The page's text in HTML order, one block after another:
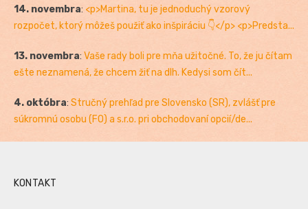
14. novembra: <p>Martina, tu je jednoduchý vzorový
rozpočet, ktorý môžeš použiť ako inšpiráciu 👇</p> <p>Predsta...
13. novembra: Vaše rady boli pre mňa užitočné. To, že ju čítam
ešte neznamená, že chcem žiť na dlh. Kedysi som čít...
4. októbra: Stručný prehľad pre Slovensko (SR), zvlášť pre
súkromnú osobu (FO) a s.r.o. pri obchodovaní opcií/de...
KONTAKT